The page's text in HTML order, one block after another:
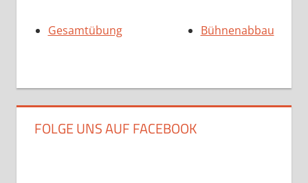
Gesamtübung Bühnenabbau
FOLGE UNS AUF FACEBOOK